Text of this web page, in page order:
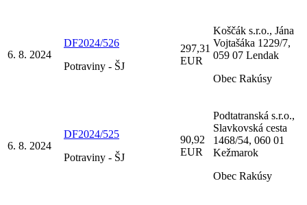
6. 8. 2024
DF2024/526
Potraviny - ŠJ
297,31
EUR
Koščák s.r.o., Jána
Vojtašáka 1229/7,
059 07 Lendak
Obec Rakúsy
6. 8. 2024
DF2024/525
Potraviny - ŠJ
90,92
EUR
Podtatranská s.r.o.,
Slavkovská cesta
1468/54, 060 01
Kežmarok
Obec Rakúsy